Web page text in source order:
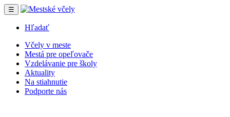
☰
Hľadať
Včely v meste
Mestá pre opeľovače
Vzdelávanie pre školy
Aktuality
Na stiahnutie
Podporte nás